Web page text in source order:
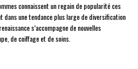
connaissent un regain de popularité ces
dans une tendance plus large de diversification
s’accompagne de nouvelles
de coiffage et de soins.